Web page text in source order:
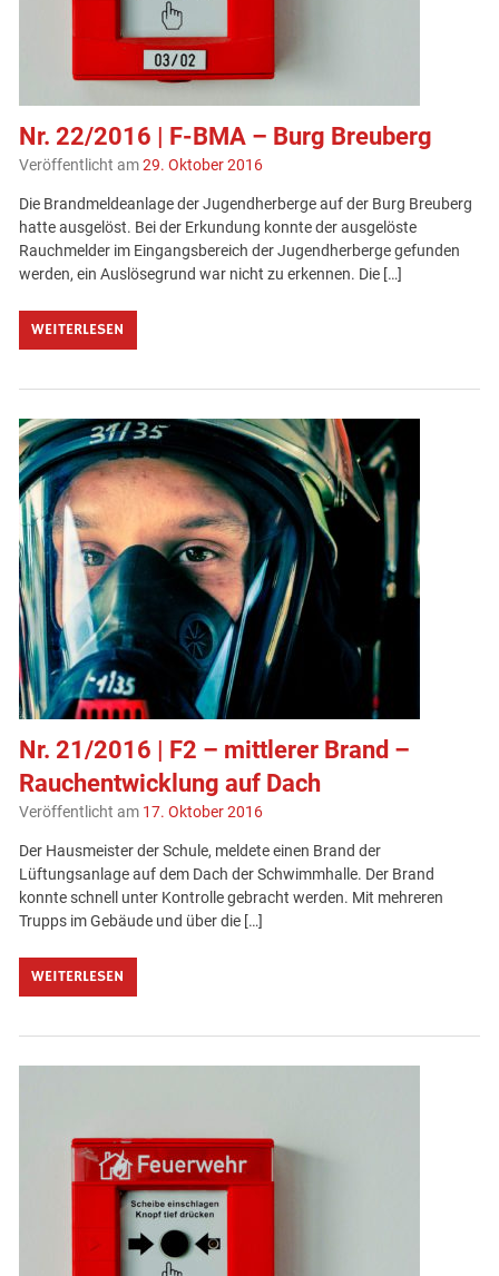
Nr. 22/2016 | F-BMA – Burg Breuberg
Veröffentlicht am29. Oktober 2016
Die Brandmeldeanlage der Jugendherberge auf der Burg Breuberg
hatte ausgelöst. Bei der Erkundung konnte der ausgelöste
Rauchmelder im Eingangsbereich der Jugendherberge gefunden
werden, ein Auslösegrund war nicht zu erkennen. Die […]
WEITERLESEN
Nr. 21/2016 | F2 – mittlerer Brand –
Rauchentwicklung auf Dach
Veröffentlicht am 17. Oktober 2016
Der Hausmeister der Schule, meldete einen Brand der
Lüftungsanlage auf dem Dach der Schwimmhalle. Der Brand
konnte schnell unter Kontrolle gebracht werden. Mit mehreren
Trupps im Gebäude und über die […]
WEITERLESEN